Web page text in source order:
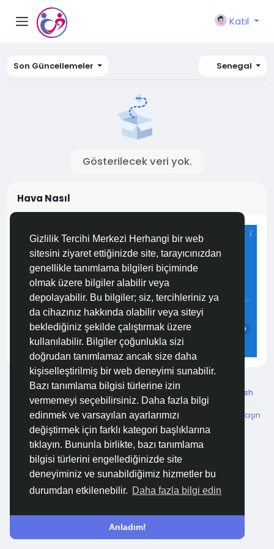
Gizlilik Tercihi Merkezi Herhangi bir web
sitesini ziyaret ettiğinizde site, tarayıcınızdan
genellikle tanımlama bilgileri biçiminde
olmak üzere bilgiler alabilir veya
depolayabilir. Bu bilgiler; siz, tercihleriniz ya
da cihazınız hakkında olabilir veya siteyi
beklediğiniz şekilde çalıştırmak üzere
kullanılabilir. Bilgiler çoğunlukla sizi
doğrudan tanımlamaz ancak size daha
kişiselleştirilmiş bir web deneyimi sunabilir.
Bazı tanımlama bilgisi türlerine izin
vermemeyi seçebilirsiniz. Daha fazla bilgi
edinmek ve varsayılan ayarlarımızı
değiştirmek için farklı kategori başlıklarına
tıklayın. Bununla birlikte, bazı tanımlama
bilgisi türlerini engellediğinizde site
deneyiminiz ve sunabildiğimiz hizmetler bu
durumdan etkilenebilir. Daha fazla bilgi edin
Anladım!
Katıl
Son Güncellemeler Senegal
Gösterilecek veri yok.
Hava Nasıl
Istanbul
24°C
2.4 m/s 96%
06:00
24°C
07:00
24°C
08:00
25°C
09:00
26°C
10:00
‹ ›
© 2026 Özelim Turkish
Hakkımızda Koşullar KVKK HSVTP
Bize Ulaşın
Destek Merkezi